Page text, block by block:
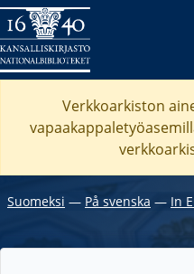
Verkkoarkiston
Suomeksi ― På svenska ― In